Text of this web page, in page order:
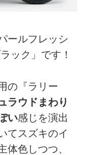
ールフレッシ
ック」です！
の『ラリー
ラウドまわり
い感じを演出
てスズキのイ
体色しつつ、